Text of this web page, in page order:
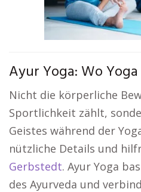
Ayur Yoga: Wo
Nicht die körperliche
Sportlichkeit zählt,
Geistes während der
nützliche Details und
Gerbstedt. Ayur Yoga
des Ayurveda und